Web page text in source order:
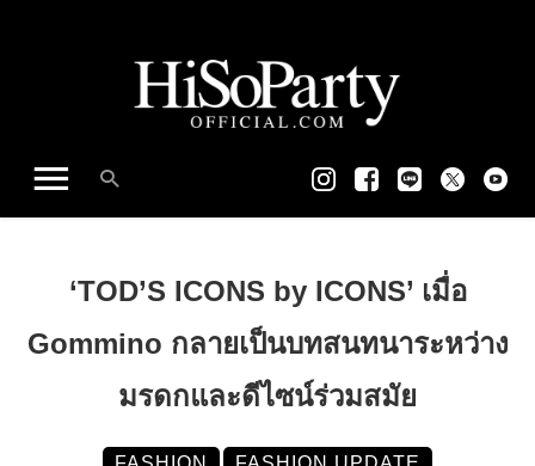
‘TOD’S ICONS by ICONS’ เมื่อ
Gommino กลายเป็นบทสนทนาระหว่าง
มรดกและดีไซน์ร่วมสมัย